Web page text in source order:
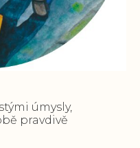
úmysly,
pravdivě